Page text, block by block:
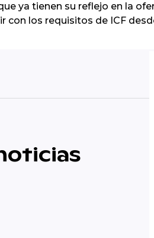
ya tienen su reflejo en la
con los requisitos de ICF